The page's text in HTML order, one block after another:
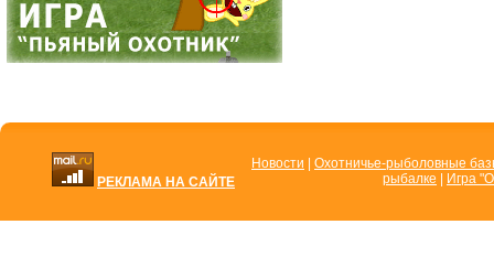
РЕКЛАМА НА САЙТЕ
Новости
Охотничье-рыболовные
рыбалке
Игра